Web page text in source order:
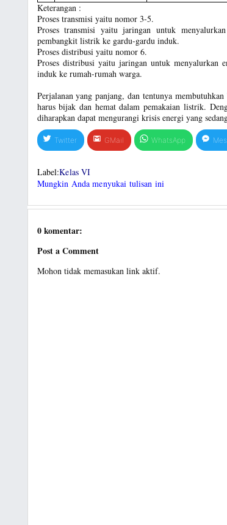
Keterangan :
Proses transmisi yaitu nomor 3-5.
Proses transmisi yaitu jaringan untuk
pembangkit listrik ke gardu-gardu induk.
Proses distribusi yaitu nomor 6.
Proses distribusi yaitu jaringan untuk menyalurkan
induk ke rumah-rumah warga.
Perjalanan yang panjang, dan tentunya
harus bijak dan hemat dalam pemakaian listrik.
diharapkan dapat mengurangi krisis energi yang
Twitter GMail WhatsApp
Label:Kelas VI
Mungkin Anda menyukai tulisan ini
0 komentar:
Post a Comment
Mohon tidak memasukan link aktif.